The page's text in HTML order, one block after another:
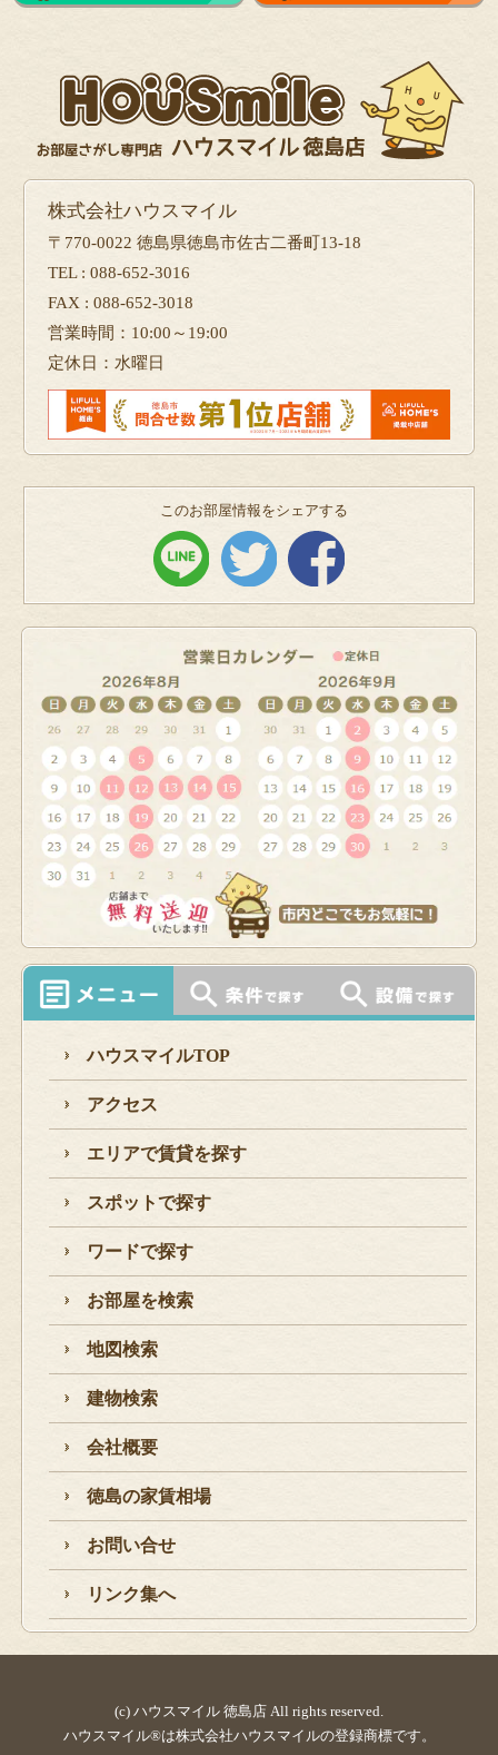
株式会社ハウスマイル
〒770-0022 徳島県徳島市佐古二番町13-18
TEL : 088-652-3016
FAX : 088-652-3018
営業時間：10:00～19:00
定休日：水曜日
このお部屋情報をシェアする
ハウスマイルTOP
アクセス
エリアで賃貸を探す
スポットで探す
ワードで探す
お部屋を検索
地図検索
建物検索
会社概要
徳島の家賃相場
お問い合せ
リンク集へ
(c) ハウスマイル 徳島店 All rights reserved.
ハウスマイル®は株式会社ハウスマイルの登録商標です。